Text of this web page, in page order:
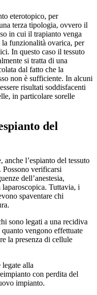
eterotopico, per
terza tipologia, ovvero il
in cui il trapianto venga
la funzionalità ovarica, per
In questo caso il tessuto
si tratta di una
dal fatto che la
non è sufficiente. In alcuni
risultati soddisfacenti
in particolare sorelle
del
l’espianto del tessuto
Possono verificarsi
dell’anestesia,
Tuttavia, i
spaventare chi
sono legati a una recidiva
vengono effettuate
la presenza di cellule
alla
con perdita del
impianto.